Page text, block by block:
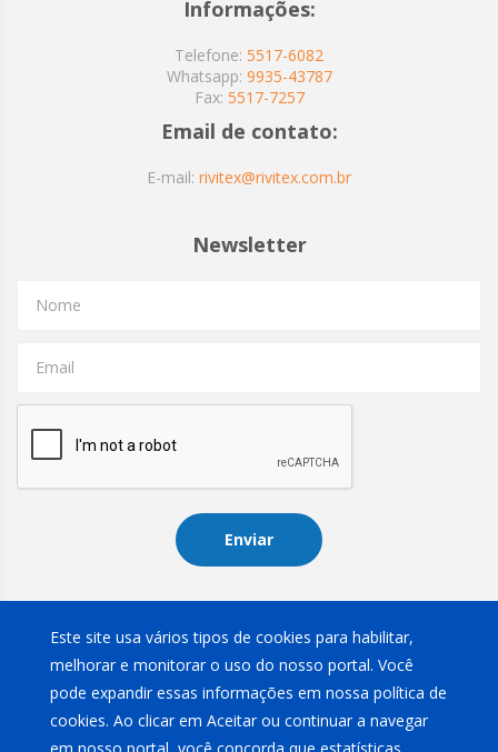
Este site usa vários tipos de cookies para habilitar,
melhorar e monitorar o uso do nosso portal. Você
pode expandir essas informações em nossa política de
cookies. Ao clicar em Aceitar ou continuar a navegar
Informações:
Telefone: 5517-6082
Whatsapp: 9935-43787
Fax: 5517-7257
Email de contato:
E-mail: rivitex@rivitex.com.br
Newsletter
Nome
Email
Enviar